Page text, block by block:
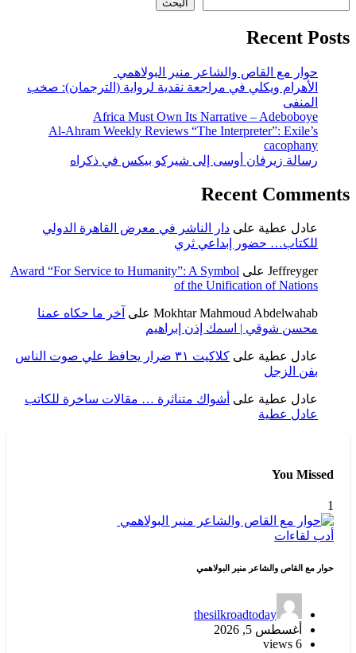
البحث
Recent Posts
حوار مع القاص والشاعر منير البولاهمي
الأهرام ويكلي في مراجعة نقدية لرواية (الترجمان): صخب
المنفى
Africa Must Own Its Narrative – Adeboboye
Al-Ahram Weekly Reviews “The Interpreter”: Exile’s
cacophany
رسالة زيرفان أوسى إلى شيركو بيكس في ذكراه
Recent Comments
عادل عطية على دار الناشر في معرض القاهرة الدولي
للكتاب… حضور إبداعي ثري
Jeffreyger على Award “For Service to Humanity”: A Symbol
of the Unification of Nations
Mokhtar Mahmoud Abdelwahab على آخر ما حكاه عمنا
محسن شوقي | اسمك إذن إبراهيم
عادل عطية على
كلاكيت ٣١ ضرار يحافظ علي صوت الناس
بفن الزجل
عادل عطية على أشواك متناثرة … مقالات ساخرة للكاتب
عادل عطية
You Missed
1
أدب لقاءات
حوار مع القاص والشاعر منير البولاهمي
thesilkroadtoday
أغسطس 5, 2026
6 views